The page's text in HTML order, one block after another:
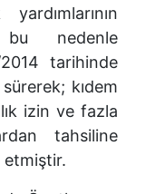
bu nedenle
tarihinde
kıdem
izin ve fazla
tahsiline
etmiştir.